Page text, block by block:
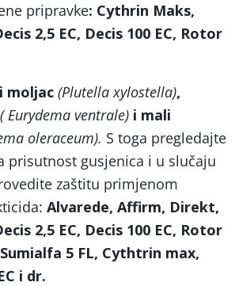
pripravke: Cythrin Maks,
2,5 EC, Decis 100 EC, Rotor
moljac (Plutella xylostella),
( Eurydema ventrale) i mali
oleraceum). S toga pregledajte
prisutnost gusjenica i u slučaju
zaštitu primjenom
Alvarede, Affirm, Direkt,
2,5 EC, Decis 100 EC, Rotor
5 FL, Cythtrin max,
i dr.